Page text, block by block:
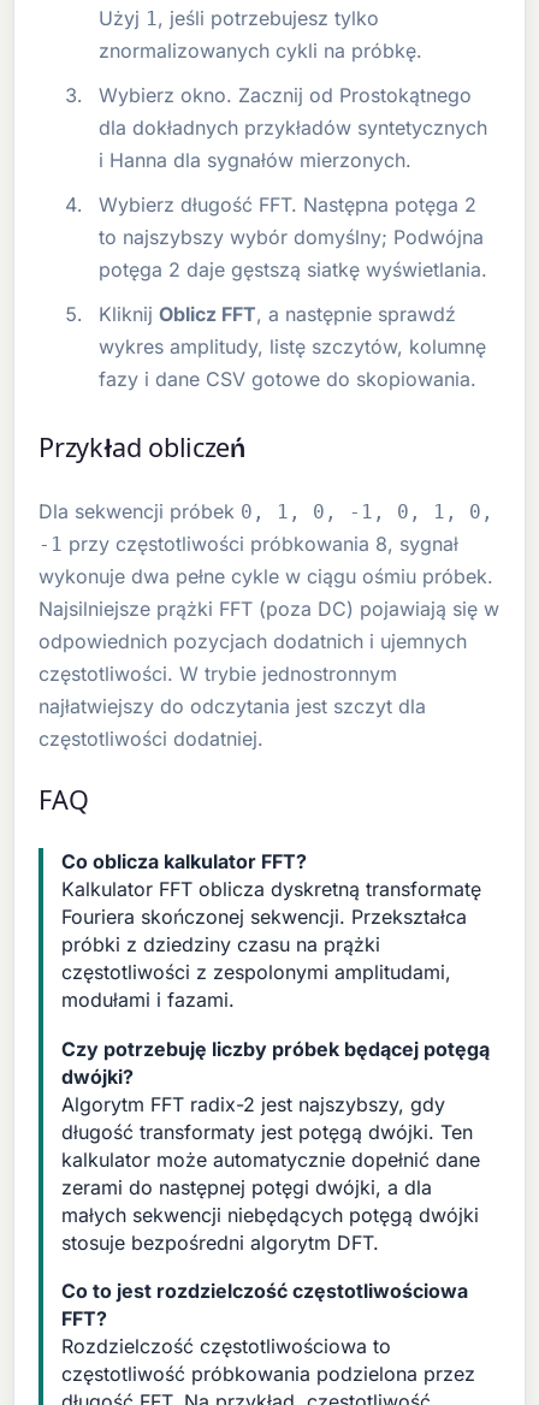
Użyj 1, jeśli potrzebujesz tylko
znormalizowanych cykli na próbkę.
Wybierz okno. Zacznij od Prostokątnego
dla dokładnych przykładów syntetycznych
i Hanna dla sygnałów mierzonych.
Wybierz długość FFT. Następna potęga 2
to najszybszy wybór domyślny; Podwójna
potęga 2 daje gęstszą siatkę wyświetlania.
KliknijOblicz FFT, a następnie sprawdź
wykres amplitudy, listę szczytów, kolumnę
fazy i dane CSV gotowe do skopiowania.
Przykład obliczeń
Dla sekwencji próbek 0, 1, 0, -1, 0, 1, 0,
-1 przy częstotliwości próbkowania 8, sygnał
wykonuje dwa pełne cykle w ciągu ośmiu próbek.
Najsilniejsze prążki FFT (poza DC) pojawiają się w
odpowiednich pozycjach dodatnich i ujemnych
częstotliwości. W trybie jednostronnym
najłatwiejszy do odczytania jest szczyt dla
częstotliwości dodatniej.
FAQ
Co oblicza kalkulator FFT?
Kalkulator FFT oblicza dyskretną transformatę
Fouriera skończonej sekwencji. Przekształca
próbki z dziedziny czasu na prążki
częstotliwości z zespolonymi amplitudami,
modułami i fazami.
Czy potrzebuję liczby próbek będącej potęgą
dwójki?
Algorytm FFT radix-2 jest najszybszy, gdy
długość transformaty jest potęgą dwójki. Ten
kalkulator może automatycznie dopełnić dane
zerami do następnej potęgi dwójki, a dla
małych sekwencji niebędących potęgą dwójki
stosuje bezpośredni algorytm DFT.
Co to jest rozdzielczość częstotliwościowa
FFT?
Rozdzielczość częstotliwościowa to
częstotliwość próbkowania podzielona przez